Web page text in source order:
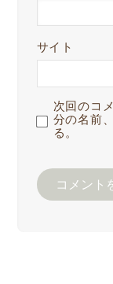
サイト
次回のコ
分の名前
る。